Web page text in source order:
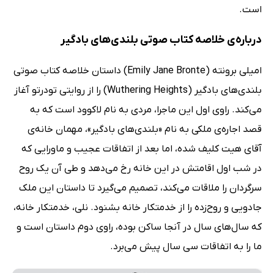
است.
درباره‌ی خلاصه کتاب صوتی بلندی‌های بادگیر
امیلی برونته (Emily Jane Bronte) داستان خلاصه کتاب صوتی
بلندی‌های بادگیر (Wuthering Heights) را از روایتی تودرتو آغاز
می‌کند. راوی اول این ماجرا، مردی به نام لاکوود است که به
قصد اجاره‌ی ملکی به نام «بلندی‌های بادگیر»، مهمان خانه‌ی
آقای هیت کلیف شده، اما بعد از اتفاقات عجیب و ماورایی که
در شب اول اقامتش در این خانه رخ می‌دهد و طی آن یک روح
سرگردان را ملاقات می‌کند، تصمیم می‌گیرد تا داستان این ملک
جادویی و روح‌زده را از خدمتکار خانه بشنود. نلی، خدمتکار خانه،
که سال‌های سال در آنجا ساکن بوده، راوی دوم داستان است و
ما را به اتفاقات سی سال پیش می‌برد.